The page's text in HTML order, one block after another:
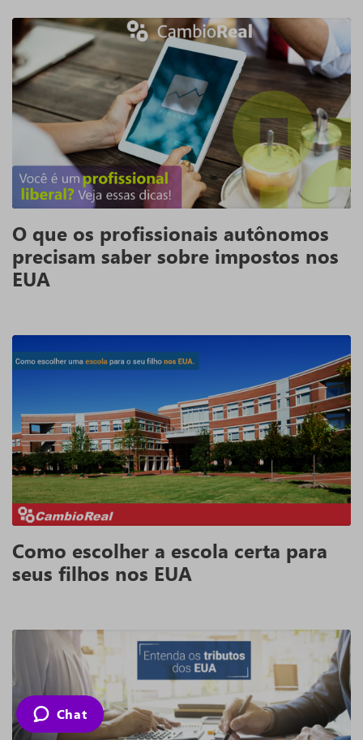
O que os profissionais autônomos
precisam saber sobre impostos nos
EUA
Como escolher a escola certa para
seus filhos nos EUA
Chat